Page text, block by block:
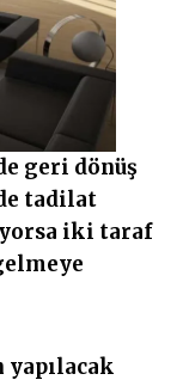
geri dönüş
tadilat
iki taraf